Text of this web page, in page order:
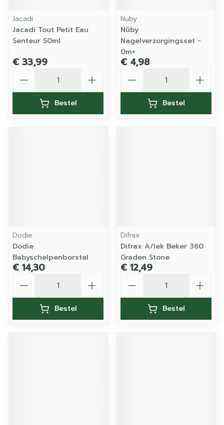
Jacadi
Jacadi Tout Petit Eau
Senteur 50ml
€ 33,99
Bestel
Nuby
Nûby
Nagelverzorgingsset -
0m+
€ 4,98
Bestel
Dodie
Dodie
Babyschelpenborstel
€ 14,30
Bestel
Difrax
Difrax A/lek Beker 360
Graden Stone
€ 12,49
Bestel